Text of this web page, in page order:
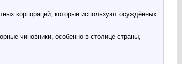
корпораций, которые используют осуждённых
чиновники, особенно в столице страны,